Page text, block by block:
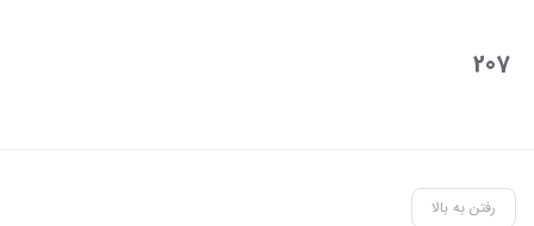
207
رفتن به بالا